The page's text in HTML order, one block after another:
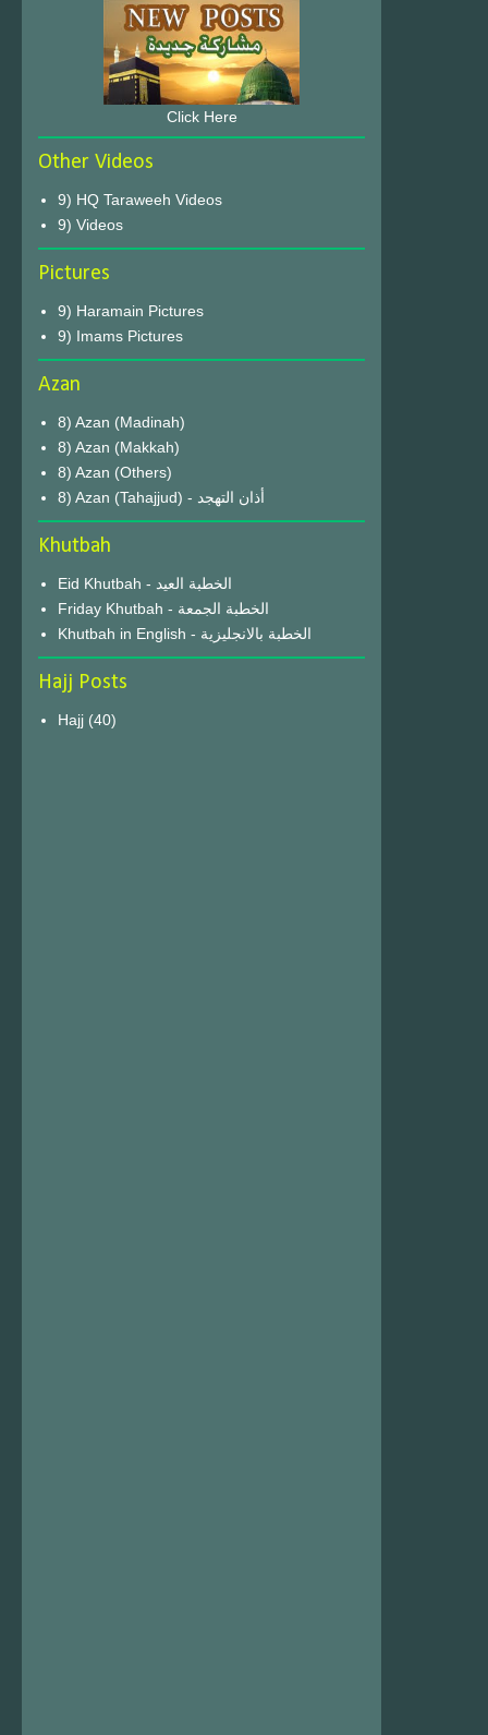
Click Here
Other Videos
9) HQ Taraweeh Videos
9) Videos
Pictures
9) Haramain Pictures
9) Imams Pictures
Azan
8) Azan (Madinah)
8) Azan (Makkah)
8) Azan (Others)
8) Azan (Tahajjud) - أذان التهجد
Khutbah
Eid Khutbah - الخطبة العيد
Friday Khutbah - الخطبة الجمعة
Khutbah in English - الخطبة بالانجليزية
Hajj Posts
Hajj (40)